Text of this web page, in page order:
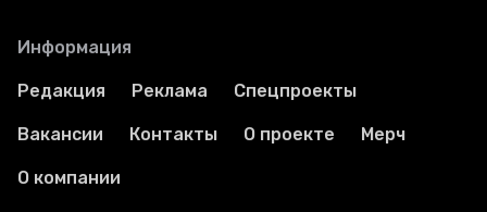
Информация
Редакция Реклама Спецпроекты
Вакансии Контакты О проекте Мерч
О компании